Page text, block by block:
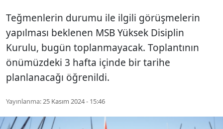
Teğmenlerin durumu ile ilgili görüşmelerin
yapılması beklenen MSB Yüksek Disiplin
Kurulu, bugün toplanmayacak. Toplantının
önümüzdeki 3 hafta içinde bir tarihe
planlanacağı öğrenildi.
Yayınlanma:25 Kasım 2024 - 15:46